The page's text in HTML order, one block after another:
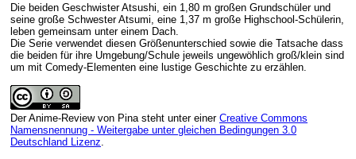
Die beiden Geschwister Atsushi, ein 1,80 m großen Grundschüler und
seine große Schwester Atsumi, eine 1,37 m große Highschool-Schülerin,
leben gemeinsam unter einem Dach.
Die Serie verwendet diesen Größenunterschied sowie die Tatsache dass
die beiden für ihre Umgebung/Schule jeweils ungewöhlich groß/klein sind
um mit Comedy-Elementen eine lustige Geschichte zu erzählen.
Der Anime-Reviewvon Pina steht unter einer Creative Commons
Namensnennung - Weitergabe unter gleichen Bedingungen 3.0
Deutschland Lizenz